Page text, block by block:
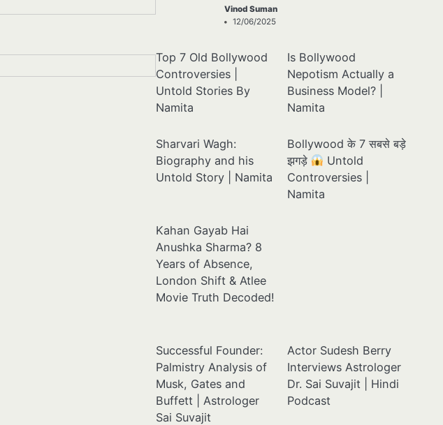
Vinod Suman
12/06/2025
Top 7 Old Bollywood
Controversies |
Untold Stories By
Namita
Is Bollywood
Nepotism Actually a
Business Model? |
Namita
Sharvari Wagh:
Biography and his
Untold Story | Namita
Bollywood के 7 सबसे बड़े
झगड़े
Untold
Controversies |
Namita
Kahan Gayab Hai
Anushka Sharma? 8
Years of Absence,
London Shift & Atlee
Movie Truth Decoded!
Successful Founder:
Palmistry Analysis of
Musk, Gates and
Buffett | Astrologer
Sai Suvajit
Actor Sudesh Berry
Interviews Astrologer
Dr. Sai Suvajit | Hindi
Podcast